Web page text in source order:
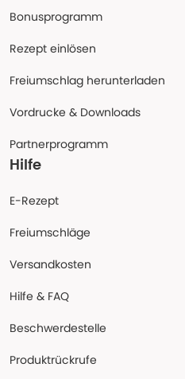
Bonusprogramm
Rezept einlösen
Freiumschlag herunterladen
Vordrucke & Downloads
Partnerprogramm
Hilfe
E-Rezept
Freiumschläge
Versandkosten
Hilfe & FAQ
Beschwerdestelle
Produktrückrufe